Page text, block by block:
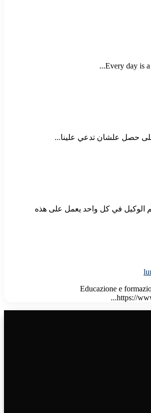
Every day is a
اللى حصل علشان تدعي علينا...
الوكيل في كل واحد يعمل على هذه
Educazione e
https://